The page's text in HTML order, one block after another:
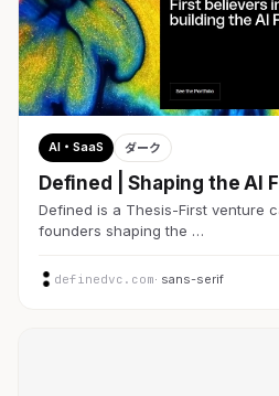
AI・SaaS ダーク
Defined | Shaping the AI
Defined is a Thesis-First venture
founders shaping the …
definedvc.com· sans-serif